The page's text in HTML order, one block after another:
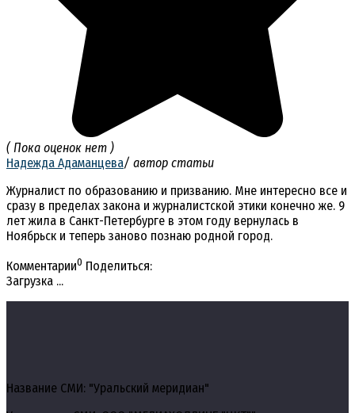
( Пока оценок нет )
Надежда Адаманцева/ автор статьи
Журналист по образованию и призванию. Мне интересно все и
сразу в пределах закона и журналистской этики конечно же. 9
лет жила в Санкт-Петербурге в этом году вернулась в
Ноябрьск и теперь заново познаю родной город.
Комментарии0 Поделиться:
Загрузка ...
Название СМИ: "Уральский меридиан"